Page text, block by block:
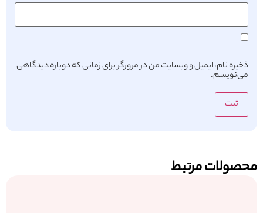
ذخیره نام، ایمیل و وبسایت من در مرورگر برای زمانی که دوباره دیدگاهی
می‌نویسم.
محصولات مرتبط